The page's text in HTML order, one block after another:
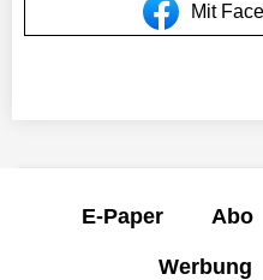
Mit
E-Paper Abo
Werbung